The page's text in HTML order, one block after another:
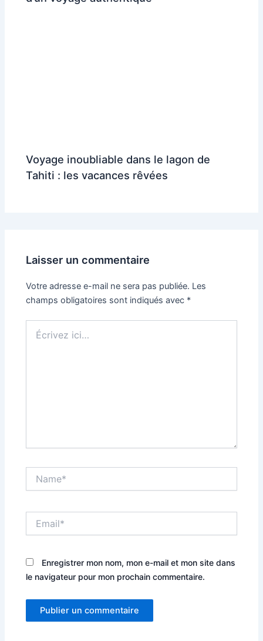
Voyage inoubliable dans le lagon de
Tahiti : les vacances rêvées
Laisser un commentaire
Votre adresse e-mail ne sera pas publiée. Les
champs obligatoires sont indiqués avec *
ici…
Enregistrer mon nom, mon e-mail et mon site dans
le navigateur pour mon prochain commentaire.